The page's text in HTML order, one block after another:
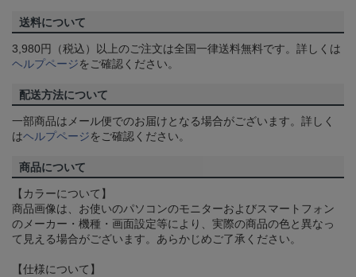
送料について
3,980円（税込）以上のご注文は全国一律送料無料です。詳しくは
ヘルプページをご確認ください。
配送方法について
一部商品はメール便でのお届けとなる場合がございます。詳しく
はヘルプページをご確認ください。
商品について
【カラーについて】
商品画像は、お使いのパソコンのモニターおよびスマートフォン
のメーカー・機種・画面設定等により、実際の商品の色と異なっ
て見える場合がございます。あらかじめご了承ください。
【仕様について】